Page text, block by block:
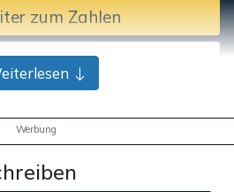
zum Zahlen
Überweisung
Werbung